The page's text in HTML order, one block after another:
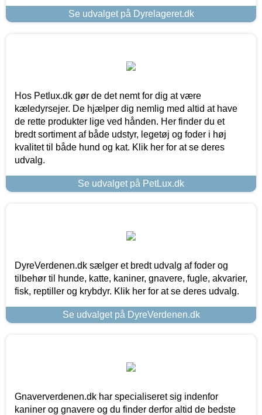
Se udvalget på Dyrelageret.dk
Hos Petlux.dk gør de det nemt for dig at være
kæledyrsejer. De hjælper dig nemlig med altid at have
de rette produkter lige ved hånden. Her finder du et
bredt sortiment af både udstyr, legetøj og foder i høj
kvalitet til både hund og kat. Klik her for at se deres
udvalg.
Se udvalget på PetLux.dk
DyreVerdenen.dk sælger et bredt udvalg af foder og
tilbehør til hunde, katte, kaniner, gnavere, fugle, akvarier,
fisk, reptiller og krybdyr. Klik her for at se deres udvalg.
Se udvalget på DyreVerdenen.dk
Gnaververdenen.dk har specialiseret sig indenfor
kaniner og gnavere og du finder derfor altid de bedste